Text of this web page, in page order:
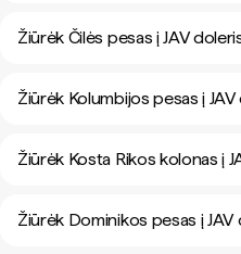
Žiūrėk Čilės pesas į JAV
Žiūrėk Kolumbijos pesas į
Žiūrėk Kosta Rikos kolonas į
Žiūrėk Dominikos pesas į